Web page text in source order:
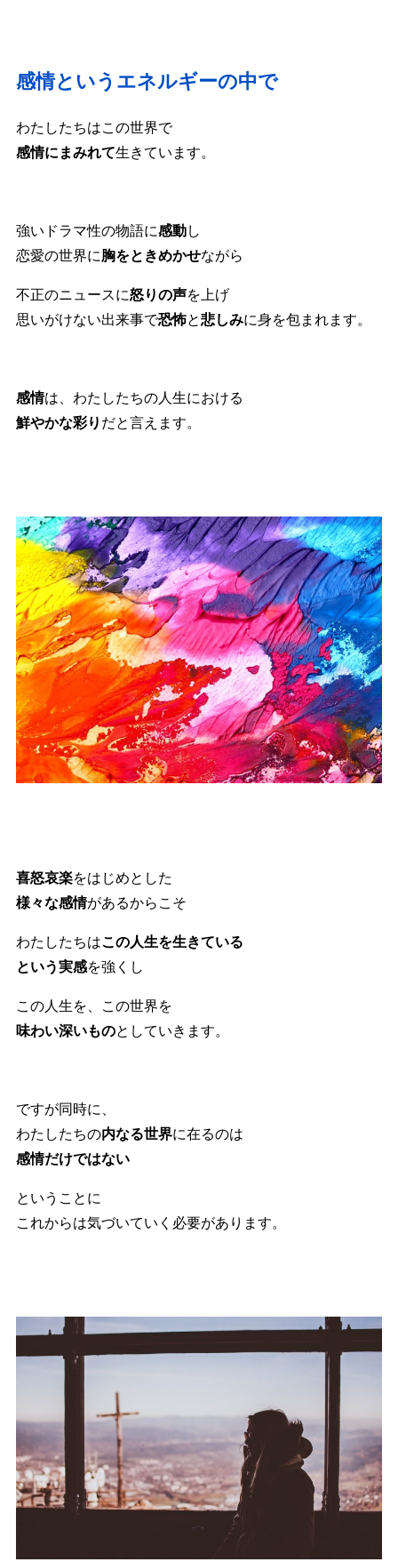
感情というエネルギーの中で
わたしたちはこの世界で
感情にまみれて生きています。
強いドラマ性の物語に感動し
恋愛の世界に胸をときめかせながら
不正のニュースに怒りの声を上げ
思いがけない出来事で恐怖と悲しみに身を包まれます。
感情は、わたしたちの人生における
鮮やかな彩り だと言えます。
喜怒哀楽をはじめとした
様々な感情があるからこそ
わたしたちはこの人生を生きている
という実感を強くし
この人生を、この世界を
味わい深いものとしていきます。
ですが同時に、
わたしたちの内なる世界に在るのは
感情だけではない
ということに
これからは気づいていく必要があります。